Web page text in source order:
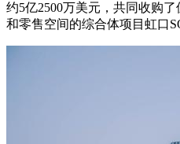
约5亿2500万美元，共同收购
和零售空间的综合体项目虹口